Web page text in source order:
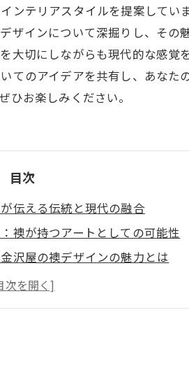
テリアスタイルを提案してい
インについて深掘りし、その
切にしながらも現代的な感覚
てのアイデアを共有し、あなた
お楽しみください。
目次
伝える伝統と現代の融合
襖が持つアートとしての可能性
沢屋の襖デザインの魅力とは
り：金沢屋の技術とこだわり
刷新！自宅を彩るアイデア集
伝統美と現代デザインの調和